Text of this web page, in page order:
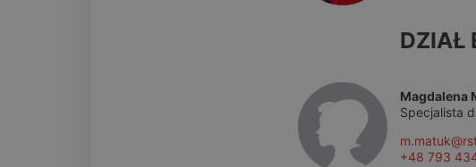
DZIAŁ
Magdalena
Specjalista
+48 793